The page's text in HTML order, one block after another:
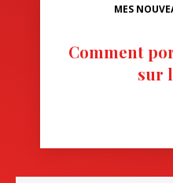
MES
Comment
sur